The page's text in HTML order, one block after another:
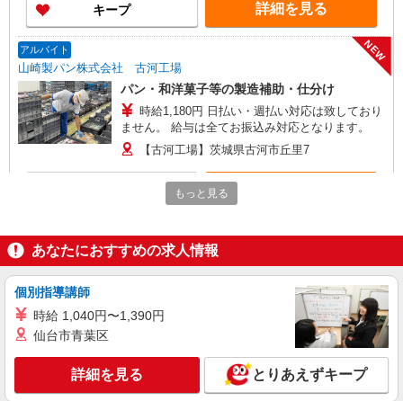
キープ 詳細を見る
アルバイト
山崎製パン株式会社 古河工場
NEW
パン・和洋菓子等の製造補助・仕分け
時給1,180円 日払い・週払い対応は致しており
ません。 給与は全てお振込み対応となります。
【古河工場】茨城県古河市丘里7
ランスタッド株式会社 古河支店（古河事業所）/FKGA105958
仕分け・ピッキング・梱包
時給1320円 月収例：95040円＝1320円×6時間
×12日勤務の場合＋交通費別途支給 ※交通費実費
支給／当社規定あり。
茨城県古河市 マイカー通勤OK/駐車場完備
キープ 詳細を見る
もっと見る
あなたにおすすめの求人情報
個別指導講師
時給 1,040円〜1,390円
仙台市青葉区
詳細を見る とりあえずキープ